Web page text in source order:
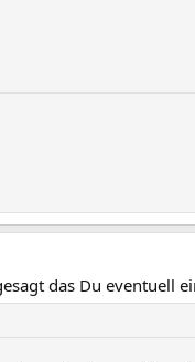
das Du eventuell